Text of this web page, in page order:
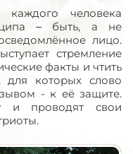
человека
– быть, а не
лицо.
стремление
факты и чтить
для которых слово
- к её защите.
и проводят свои